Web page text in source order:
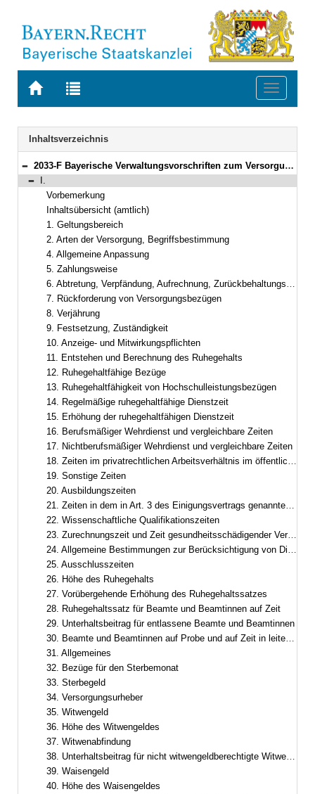
Zur
BAYERN.RECHT
Zur
letzten
Suche
Toggle
Navigation
Inhaltsverzeichnis
Bereich reduzieren
2033-F Bayerische Verwaltungsvorschriften zum Versorgungsrecht (BayVV-Versorgung) Bekanntmachung des Bayerischen Staatsministeriums der Finanzen vom 20. September 2012, Az. 24 - P 1601 - 043 - 38 950/11 (FMBl. S. 394)
Bereich reduzieren
I.
Vorbemerkung
Inhaltsübersicht (amtlich)
1. Geltungsbereich
2. Arten der Versorgung, Begriffsbestimmung
4. Allgemeine Anpassung
5. Zahlungsweise
6. Abtretung, Verpfändung, Aufrechnung, Zurückbehaltungsrecht
7. Rückforderung von Versorgungsbezügen
8. Verjährung
9. Festsetzung, Zuständigkeit
10. Anzeige- und Mitwirkungspflichten
11. Entstehen und Berechnung des Ruhegehalts
12. Ruhegehaltfähige Bezüge
13. Ruhegehaltfähigkeit von Hochschulleistungsbezügen
14. Regelmäßige ruhegehaltfähige Dienstzeit
15. Erhöhung der ruhegehaltfähigen Dienstzeit
16. Berufsmäßiger Wehrdienst und vergleichbare Zeiten
17. Nichtberufsmäßiger Wehrdienst und vergleichbare Zeiten
18. Zeiten im privatrechtlichen Arbeitsverhältnis im öffentlichen Dienst
19. Sonstige Zeiten
20. Ausbildungszeiten
21. Zeiten in dem in Art. 3 des Einigungsvertrags genannten Gebiet
22. Wissenschaftliche Qualifikationszeiten
23. Zurechnungszeit und Zeit gesundheitsschädigender Verwendung
24. Allgemeine Bestimmungen zur Berücksichtigung von Dienstzeiten
25. Ausschlusszeiten
26. Höhe des Ruhegehalts
27. Vorübergehende Erhöhung des Ruhegehaltssatzes
28. Ruhegehaltssatz für Beamte und Beamtinnen auf Zeit
29. Unterhaltsbeitrag für entlassene Beamte und Beamtinnen
30. Beamte und Beamtinnen auf Probe und auf Zeit in leitender Funktion
31. Allgemeines
32. Bezüge für den Sterbemonat
33. Sterbegeld
34. Versorgungsurheber
35. Witwengeld
36. Höhe des Witwengeldes
37. Witwenabfindung
38. Unterhaltsbeitrag für nicht witwengeldberechtigte Witwer oder Witwen
39. Waisengeld
40. Höhe des Waisengeldes